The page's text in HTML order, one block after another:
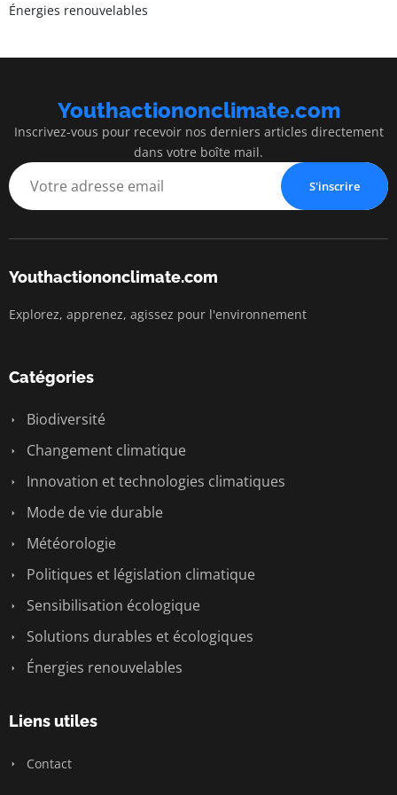
Énergies renouvelables
Youthactiononclimate.com
Inscrivez-vous pour recevoir nos derniers articles directement
dans votre boîte mail.
S'inscrire
Youthactiononclimate.com
Explorez, apprenez, agissez pour l'environnement
Catégories
Biodiversité
Changement climatique
Innovation et technologies climatiques
Mode de vie durable
Météorologie
Politiques et législation climatique
Sensibilisation écologique
Solutions durables et écologiques
Énergies renouvelables
Liens utiles
Contact